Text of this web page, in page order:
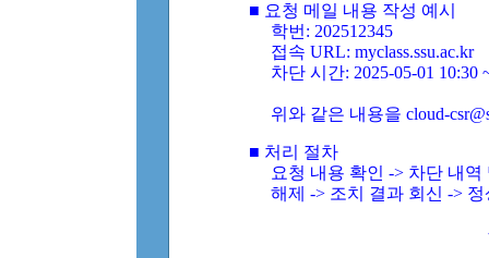
■ 요청 메일 내용 작성 예시
학번: 202512345
접속 URL: myclass.ssu.ac.kr
차단 시간: 2025-05-01 10:30
위와 같은 내용을 cloud-
■ 처리 절차
요청 내용 확인 -> 차단 내
해제 -> 조치 결과 회신 ->